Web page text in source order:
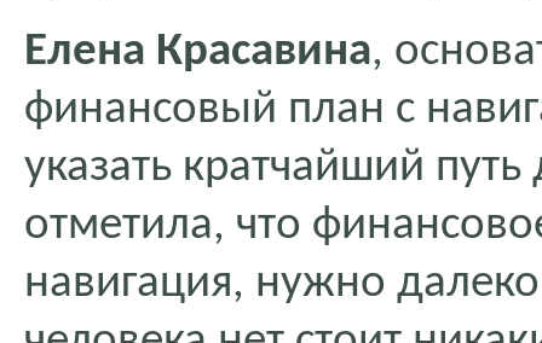
Елена Красавина,
финансовый план с
указать кратчайший
отметила, что
навигация, нужно